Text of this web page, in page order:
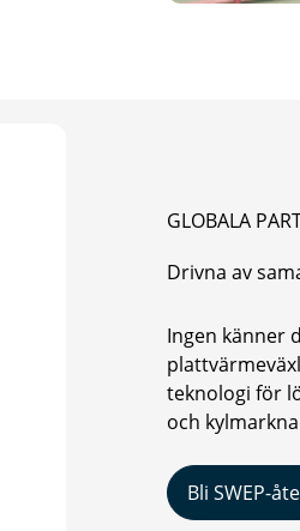
GLOBALA
Drivna av
Ingen känner
teknologi för
och
Bli SWEP-